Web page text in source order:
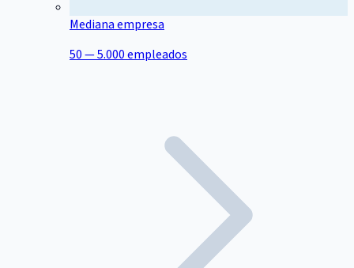
Mediana empresa
50 — 5.000 empleados